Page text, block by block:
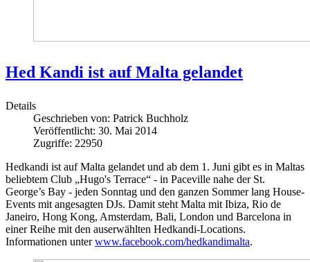
Hed Kandi ist auf Malta gelandet
Details
Geschrieben von: Patrick Buchholz
Veröffentlicht: 30. Mai 2014
Zugriffe: 22950
Hedkandi ist auf Malta gelandet und ab dem 1. Juni gibt es in Maltas
beliebtem Club „Hugo's Terrace“ - in Paceville nahe der St.
George’s Bay - jeden Sonntag und den ganzen Sommer lang House-
Events mit angesagten DJs. Damit steht Malta mit Ibiza, Rio de
Janeiro, Hong Kong, Amsterdam, Bali, London und Barcelona in
einer Reihe mit den auserwählten Hedkandi-Locations.
Informationen unterwww.facebook.com/hedkandimalta.